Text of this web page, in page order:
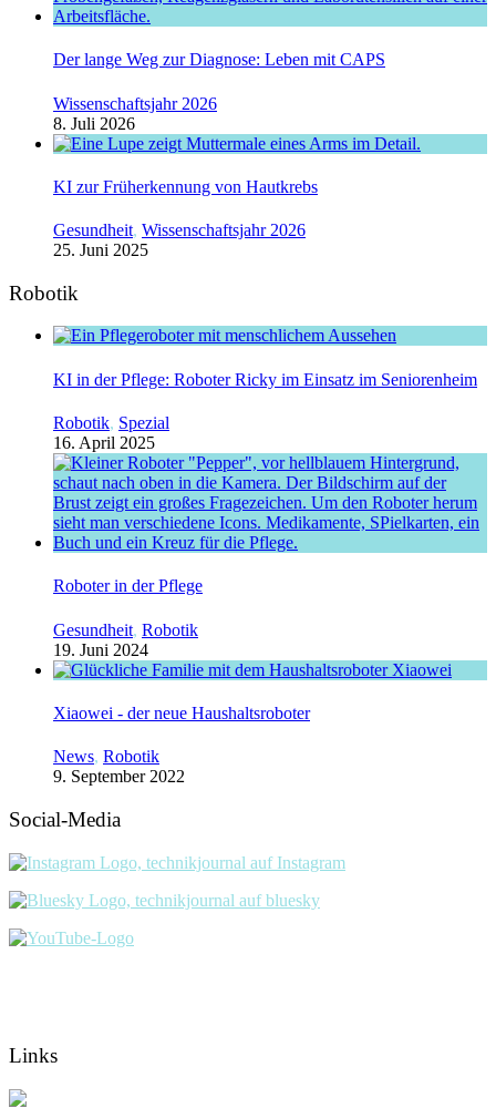
Der lange Weg zur Diagnose: Leben mit CAPS
Wissenschaftsjahr 2026
8. Juli 2026
KI zur Früherkennung von Hautkrebs
Gesundheit, Wissenschaftsjahr 2026
25. Juni 2025
Robotik
KI in der Pflege: Roboter Ricky im Einsatz im Seniorenheim
Robotik, Spezial
16. April 2025
Roboter in der Pflege
Gesundheit, Robotik
19. Juni 2024
Xiaowei - der neue Haushaltsroboter
News, Robotik
9. September 2022
Social-Media
Links